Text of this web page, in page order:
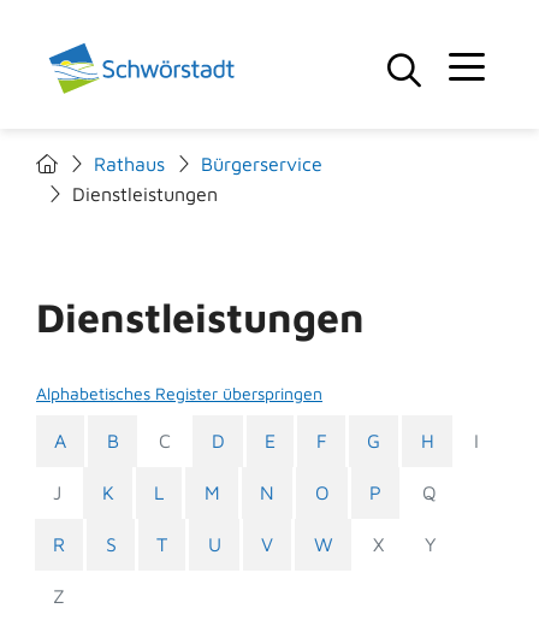
Rathaus
Bürgerservice
Dienstleistungen
Dienstleistungen
Alphabetisches Register überspringen
A B C D E F G H I
J K L M N O P Q
R S T U V W X Y
Z